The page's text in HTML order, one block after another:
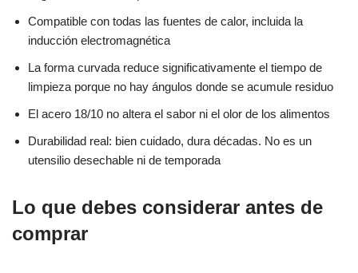
Compatible con todas las fuentes de calor, incluida la
inducción electromagnética
La forma curvada reduce significativamente el tiempo de
limpieza porque no hay ángulos donde se acumule residuo
El acero 18/10 no altera el sabor ni el olor de los alimentos
Durabilidad real: bien cuidado, dura décadas. No es un
utensilio desechable ni de temporada
Lo que debes considerar antes de
comprar